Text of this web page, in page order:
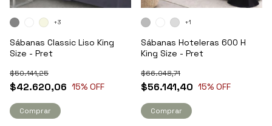
Sábanas Classic Liso King
Size - Pret
$42.620,06
$50.141,25
15% OFF
+3
Comprar
Sábanas Hoteleras 600 H
King Size - Pret
$56.141,40
$66.048,71
15% OFF
+1
Comprar